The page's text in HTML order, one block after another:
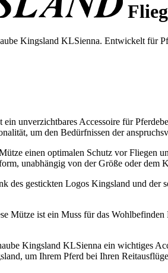
Kingsland KLSienna. Entwickelt für
unverzichtbares Accessoire für
um den Bedürfnissen der
einen optimalen Schutz vor Fliegen
unabhängig von der Größe oder dem
des gestickten Logos Kingsland und
Mütze ist ein Muss für das
Kingsland KLSienna ein wichtiges
um Ihrem Pferd bei Ihren